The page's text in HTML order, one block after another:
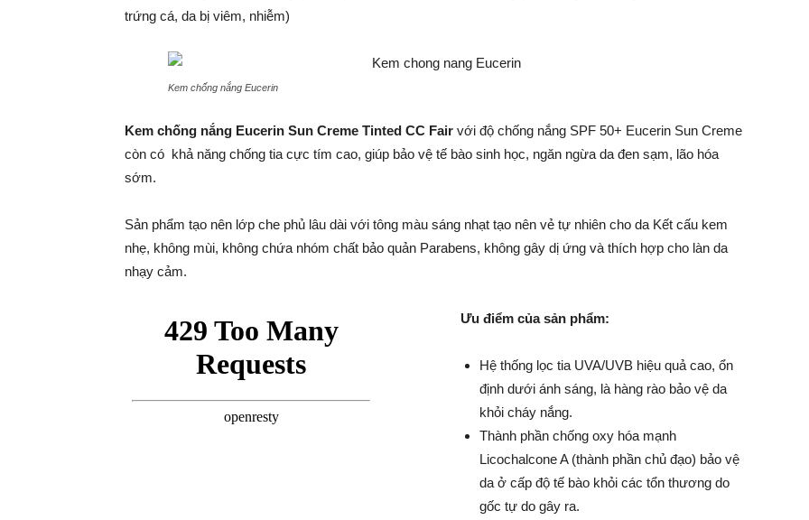
trứng cá, da bị viêm, nhiễm)
Kem chống nắng Eucerin
Kem chống nắng Eucerin Sun Creme Tinted CC Fair với độ chống nắng SPF 50+ Eucerin Sun Creme
còn có khả năng chống tia cực tím cao, giúp bảo vệ tế bào sinh học, ngăn ngừa da đen sạm, lão hóa
sớm.
Sản phẩm tạo nên lớp che phủ lâu dài với tông màu sáng nhạt tạo nên vẻ tự nhiên cho da Kết cấu kem
nhẹ, không mùi, không chứa nhóm chất bảo quản Parabens, không gây dị ứng và thích hợp cho làn da
nhạy cảm.
Ưu điểm của sản phẩm:
Hệ thống lọc tia UVA/UVB hiệu quả cao, ổn
định dưới ánh sáng, là hàng rào bảo vệ da
khỏi cháy nắng.
Thành phần chống oxy hóa mạnh
Licochalcone A (thành phần chủ đạo) bảo vệ
da ở cấp độ tế bào khỏi các tổn thương do
gốc tự do gây ra.